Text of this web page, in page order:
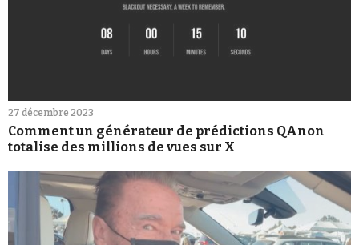
27 décembre 2023
Comment un générateur de prédictions QAnon
totalise des millions de vues sur X